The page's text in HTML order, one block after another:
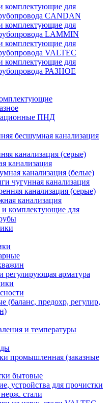
комплектующие для
CANDAN
комплектующие для
LAMMIN
комплектующие для
VALTEC
комплектующие для
РАЗНОЕ
ПНД
бесшумная канализация
канализация (серые)
канализация
канализация (белые)
чугунная канализация
канализация (серые)
канализация
комплектующие для
регулирующая арматура
(баланс, предохр, регулир,
и температуры
промышленная (заказные
бытовые
устройства для прочистки
стали